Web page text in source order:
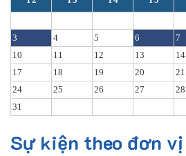
3
4 5 6 7
10
11 12 13 14
17
18 19 20 21
24
25 26 27 28
31
Sự kiện theo đơn vị